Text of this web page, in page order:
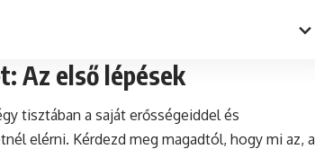
Az első lépések
tisztában a saját erősségeiddel és
elérni. Kérdezd meg magadtól, hogy mi az,